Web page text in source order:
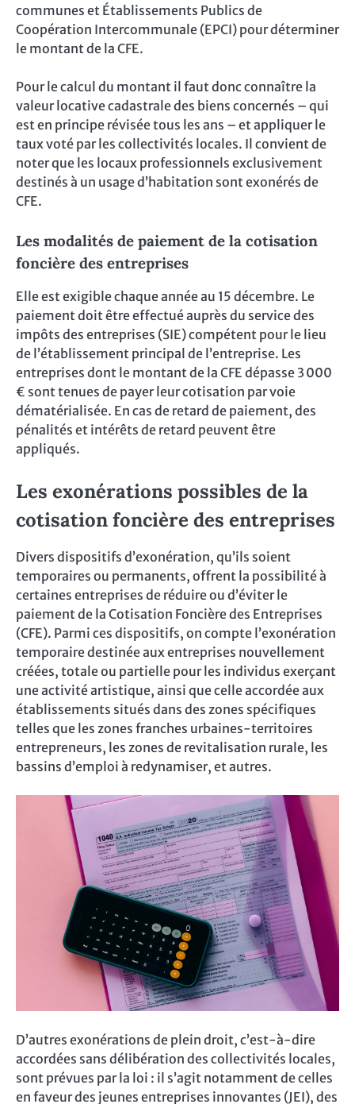
communes et Établissements Publics de
Coopération Intercommunale (EPCI) pour déterminer
le montant de la CFE.
Pour le calcul du montant il faut donc connaître la
valeur locative cadastrale des biens concernés – qui
est en principe révisée tous les ans – et appliquer le
taux voté par les collectivités locales. Il convient de
noter que les locaux professionnels exclusivement
destinés à un usage d’habitation sont exonérés de
CFE.
Les modalités de paiement de la cotisation
foncière des entreprises
Elle est exigible chaque année au 15 décembre. Le
paiement doit être effectué auprès du service des
impôts des entreprises (SIE) compétent pour le lieu
de l’établissement principal de l’entreprise. Les
entreprises dont le montant de la CFE dépasse 3 000
€ sont tenues de payer leur cotisation par voie
dématérialisée. En cas de retard de paiement, des
pénalités et intérêts de retard peuvent être
appliqués.
Les exonérations possibles de la
cotisation foncière des entreprises
Divers dispositifs d’exonération, qu’ils soient
temporaires ou permanents, offrent la possibilité à
certaines entreprises de réduire ou d’éviter le
paiement de la Cotisation Foncière des Entreprises
(CFE). Parmi ces dispositifs, on compte l’exonération
temporaire destinée aux entreprises nouvellement
créées, totale ou partielle pour les individus exerçant
une activité artistique, ainsi que celle accordée aux
établissements situés dans des zones spécifiques
telles que les zones franches urbaines-territoires
entrepreneurs, les zones de revitalisation rurale, les
bassins d’emploi à redynamiser, et autres.
D’autres exonérations de plein droit, c’est-à-dire
accordées sans délibération des collectivités locales,
sont prévues par la loi : il s’agit notamment de celles
en faveur des jeunes entreprises innovantes (JEI), des